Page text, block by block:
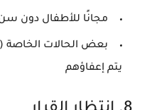
مجانًا للأطفال دون سن 6
بعض الحالات الخاصة
يتم إعفاؤهم